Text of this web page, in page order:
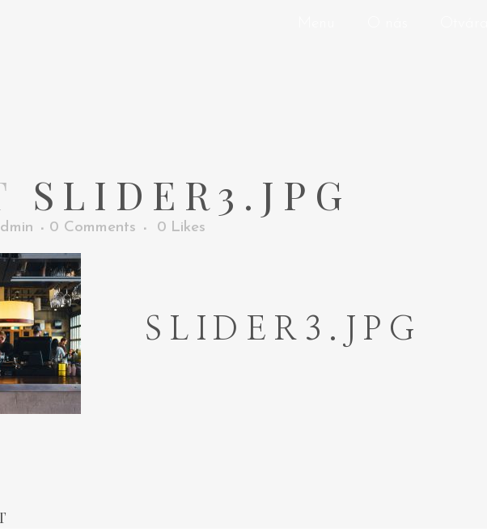
SLIDER3.JPG
SLIDER3.JPG
0 Comments 0 Likes